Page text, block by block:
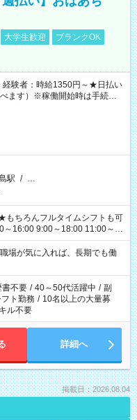
大学生歓迎
ブランクOK
験者：時給1350円～★日払い
ます）※稼働開始時は手続き完
駅 / …
16:00 9:00～18:00 11:00～
せん ※法令に基づき、週20時
象となります ※労働者派遣法
、短時間・短期間の就業はご
が気に入れば、長期でも働
書不要 / 40～50代活躍中 / 副
フト勤務 / 10名以上の大量募
ル不要
詳細へ
掲載日：2026.08.04